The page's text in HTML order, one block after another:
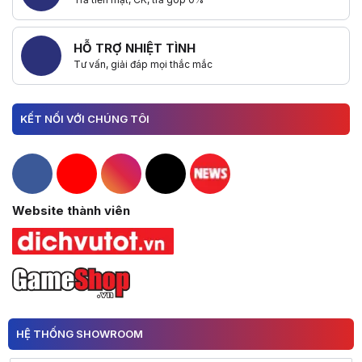
MSI đã công bố mẫu Titan 18 HX Dragon Edition Norse Myth đặc
Dòng Titan / Raider / Vector / Stealth: Sức mạnh vô song
MSI đã nâng cấp toàn bộ các dòng sản phẩm hiệu năng cao của
Dòng Stealth sử dụng vi xử lý AMD Ryzen™ AI 300 Series đạt chuẩn
Venture/ VenturePro: Dòng máy Doanh nhân & Văn phòng mới đầy
HỖ TRỢ NHIỆT TÌNH
Tư vấn, giải đáp mọi thắc mắc
KẾT NỐI VỚI CHÚNG TÔI
Hacom Facebook
Hacom YouTube
Hacom Instagram
Hacom TikTok
Website thành viên
HỆ THỐNG SHOWROOM